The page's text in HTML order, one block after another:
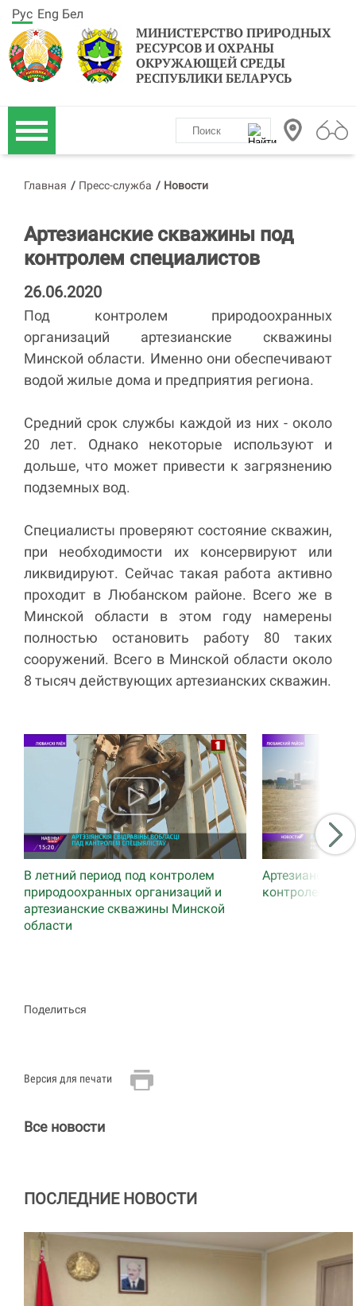
МИНИСТЕРСТВО ПРИРОДНЫХ
РЕСУРСОВ И ОХРАНЫ
ОКРУЖАЮЩЕЙ СРЕДЫ
РЕСПУБЛИКИ БЕЛАРУСЬ
Рус Eng Бел
Главная / Пресс-служба / Новости
Артезианские скважины под
контролем специалистов
26.06.2020
Под контролем природоохранных
организаций артезианские скважины
Минской области. Именно они обеспечивают
водой жилые дома и предприятия региона.
Средний срок службы каждой из них - около
20 лет. Однако некоторые используют и
дольше, что может привести к загрязнению
подземных вод.
Специалисты проверяют состояние скважин,
при необходимости их консервируют или
ликвидируют. Сейчас такая работа активно
проходит в Любанском районе. Всего же в
Минской области в этом году намерены
полностью остановить работу 80 таких
сооружений. Всего в Минской области около
8 тысяч действующих артезианских скважин.
В летний период под контролем
природоохранных организаций и
артезианские скважины Минской
области
Артезианские
контролем
Поделиться
Версия для печати
Все новости
ПОСЛЕДНИЕ НОВОСТИ